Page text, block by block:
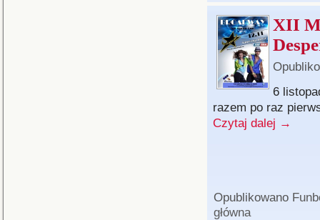
XII
6
razem po raz
Czytaj dalej →
Opublikowano
główna